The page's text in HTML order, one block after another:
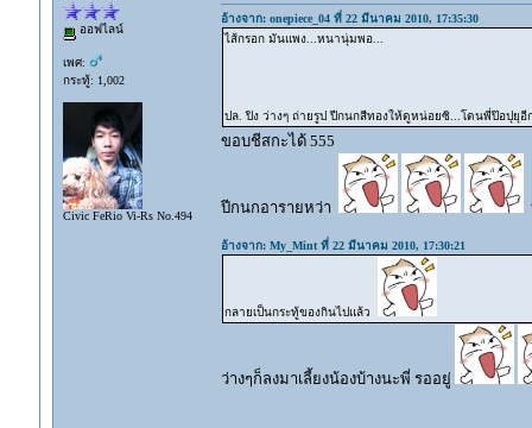
ออฟไลน์
เพศ:
กระทู้: 1,002
Civic FeRio Vi-Rs No.494
อ้างจาก: onepiece_04 ที่ 22 มีนาคม 2010, 17:35:30
ไส้กรอก มันแพง...หนานุ่มพอ...
ปล. ปิง ว่างๆ ถ่ายรูป ปีกนกสีทองให้ดูหน่อยซิ...โดนพี่ป๊อปุ
ขอบชีสกะได้ 555
ปีกนกอารายหว่า
อ้างจาก: My_Mint ที่ 22 มีนาคม 2010, 17:30:21
กลายเป็นกระทู้ของกินไปแล้ว
ว่างๆก็ลงมาเลี้ยงน้องบ้างนะพี่ รออยู่